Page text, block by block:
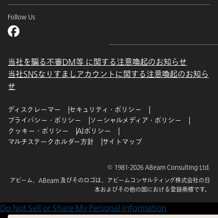
Follow Us
当社を騙る不審DM等 に関する注意喚起のお知らせ
当社SNSなりすましアカウントに関する注意喚起のお知ら
せ
ディスクレーマー
セキュリティ・ポリシー
プライバシー・ポリシー
ソーシャルメディア・ポリシー
クッキー・ポリシー
AIポリシー
マルチステークホルダー方針
サイトマップ
© 1981-2026 ABeam Consulting Ltd.
アビーム、ABeam 及びそのロゴは、アビームコンサルティング株式会社の日
本およびその他の国における登録商標です。
Do Not Sell or Share My Personal Information